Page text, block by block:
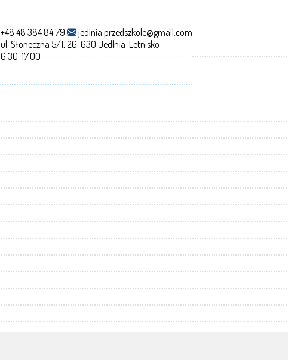
+48 48 384 84 79
jedlnia.przedszkole@gmail.com
ul. Słoneczna 5/1, 26-630 Jedlnia-Letnisko
6.30-17.00